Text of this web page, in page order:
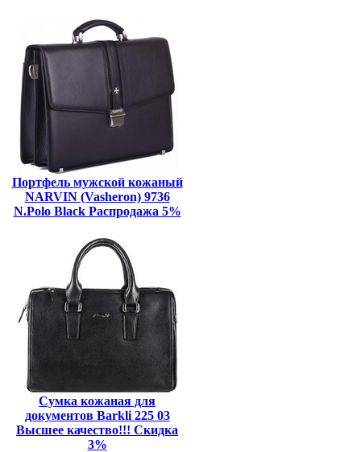
Портфель мужской кожаный
NARVIN (Vasheron) 9736
N.Polo Black Распродажа 5%
Сумка кожаная для
документов Barkli 225 03
Высшее качество!!! Скидка
3%